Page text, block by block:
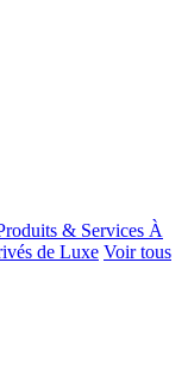
& Services À
de Luxe Voir tous